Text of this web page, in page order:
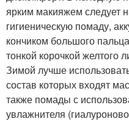
ярким макияжем следует
гигиеническую помаду,
кончиком большого
тонкой корочкой желтого
Зимой лучше
состав которых входят
также помады с
увлажнителя